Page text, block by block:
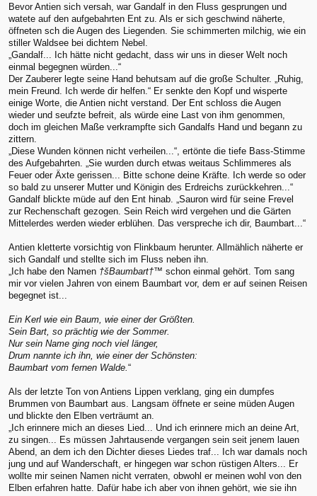
Bevor Antien sich versah, war Gandalf in den Fluss gesprungen und
watete auf den aufgebahrten Ent zu. Als er sich geschwind näherte,
öffneten sch die Augen des Liegenden. Sie schimmerten milchig, wie ein
stiller Waldsee bei dichtem Nebel.
„Gandalf... Ich hätte nicht gedacht, dass wir uns in dieser Welt noch
einmal begegnen würden...“
Der Zauberer legte seine Hand behutsam auf die große Schulter. „Ruhig,
mein Freund. Ich werde dir helfen.“ Er senkte den Kopf und wisperte
einige Worte, die Antien nicht verstand. Der Ent schloss die Augen
wieder und seufzte befreit, als würde eine Last von ihm genommen,
doch im gleichen Maße verkrampfte sich Gandalfs Hand und begann zu
zittern.
„Diese Wunden können nicht verheilen...“, ertönte die tiefe Bass-Stimme
des Aufgebahrten. „Sie wurden durch etwas weitaus Schlimmeres als
Feuer oder Äxte gerissen... Bitte schone deine Kräfte. Ich werde so oder
so bald zu unserer Mutter und Königin des Erdreichs zurückkehren...“
Gandalf blickte müde auf den Ent hinab. „Sauron wird für seine Frevel
zur Rechenschaft gezogen. Sein Reich wird vergehen und die Gärten
Mittelerdes werden wieder erblühen. Das verspreche ich dir, Baumbart...“
Antien kletterte vorsichtig von Flinkbaum herunter. Allmählich näherte er
sich Gandalf und stellte sich im Fluss neben ihn.
„Ich habe den Namen †šBaumbart†™ schon einmal gehört. Tom sang
mir vor vielen Jahren von einem Baumbart vor, dem er auf seinen Reisen
begegnet ist...
Ein Kerl wie ein Baum, wie einer der Größten.
Sein Bart, so prächtig wie der Sommer.
Nur sein Name ging noch viel länger,
Drum nannte ich ihn, wie einer der Schönsten:
Baumbart vom fernen Walde. “
Als der letzte Ton von Antiens Lippen verklang, ging ein dumpfes
Brummen von Baumbart aus. Langsam öffnete er seine müden Augen
und blickte den Elben verträumt an.
„Ich erinnere mich an dieses Lied... Und ich erinnere mich an deine Art,
zu singen... Es müssen Jahrtausende vergangen sein seit jenem lauen
Abend, an dem ich den Dichter dieses Liedes traf... Ich war damals noch
jung und auf Wanderschaft, er hingegen war schon rüstigen Alters... Er
wollte mir seinen Namen nicht verraten, obwohl er meinen wohl von den
Elben erfahren hatte. Dafür habe ich aber von ihnen gehört, wie sie ihn